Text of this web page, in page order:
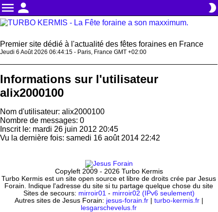
menu person brightness_2
Premier site dédié à l'actualité des fêtes foraines en France
Jeudi 6 Août 2026 06:44:16 - Paris, France GMT +02:00
Informations sur l'utilisateur
alix2000100
Nom d'utilisateur: alix2000100
Nombre de messages: 0
Inscrit le: mardi 26 juin 2012 20:45
Vu la dernière fois: samedi 16 août 2014 22:42
Copyleft 2009 - 2026 Turbo Kermis
Turbo Kermis est un site open source et libre de droits crée par Jesus
Forain. Indique l'adresse du site si tu partage quelque chose du site
Sites de secours: mirroir01 - mirroir02 (IPv6 seulement)
Autres sites de Jesus Forain: jesus-forain.fr| turbo-kermis.fr|
lesgarschevelus.fr